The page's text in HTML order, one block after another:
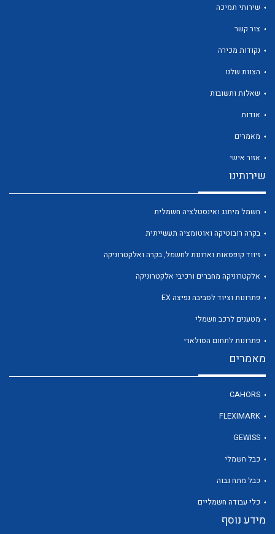
לכל מוצרי היצרן
שירותי תמיכה
צור קשר
נקודות מכירה
הצוות שלנו
שאלות ותשובות
אודות
מאמרים
אזור אישי
שירותינו
חשמל מיתוג ואינסטלציה חשמלית
בקרה רובוטיקה ואוטומציה תעשייתית
זיווד קופסאות וארונות לחשמל, בקרה ואלקטרוניקה
אלקטרוניקה מחברים ורכיבי אלקטרוניקה
פתרונות וציוד לסביבה נפיצה EX
מטענים לרכב חשמלי
פתרונות לתחום הסולארי
מאמרים
CAHORS
FLEXIMARK
GEWISS
כבל חשמלי
כבל מתח גבוה
כלי עבודה חשמליים
מידע נוסף